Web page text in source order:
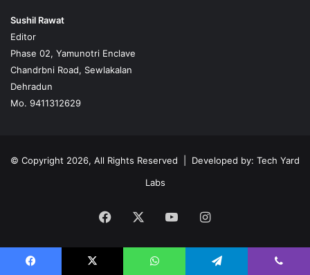
Sushil Rawat
Editor
Phase 02, Yamunotri Enclave
Chandrbni Road, Sewlakalan
Dehradun
Mo. 9411312629
© Copyright 2026, All Rights Reserved | Developed by: Tech Yard
Labs
Facebook YouTubeInstagram